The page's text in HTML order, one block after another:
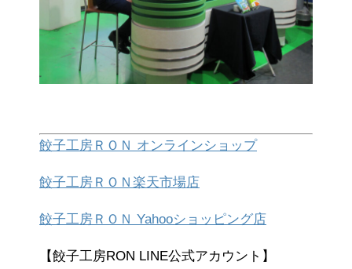
餃子工房ＲＯＮ オンラインショップ
餃子工房ＲＯＮ楽天市場店
餃子工房ＲＯＮ Yahooショッピング店
【餃子工房RON LINE公式アカウント】